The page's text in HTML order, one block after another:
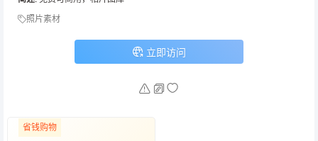
照片素材
立即访问
省钱购物